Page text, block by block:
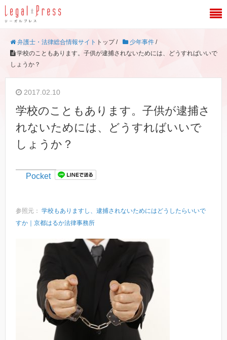
弁護士・法律総合情報サイト トップ / 少年事件 /
学校のこともあります。子供が逮捕されないためには、どうすればいいで
しょうか？
2017.02.10
学校のこともあります。子供が逮捕さ
れないためには、どうすればいいで
しょうか？
Pocket
参照元： 学校もありますし、逮捕されないためにはどうしたらいいで
すか｜京都はるか法律事務所